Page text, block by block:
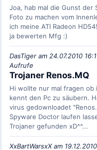
Joa, hab mal die Gunst der
Foto zu machen vom
ich meine ATI Radeon
ja bewerten Mfg :)
DasTiger am 24.07.2010
Aufrufe
Trojaner Renos.MQ
Hi wollte nur mal fragen
kennt den Pc zu säubern.
virus gedownloadet
Spyware Doctor laufen
Trojaner gefunden xD^^...
XxBartWarsxX am